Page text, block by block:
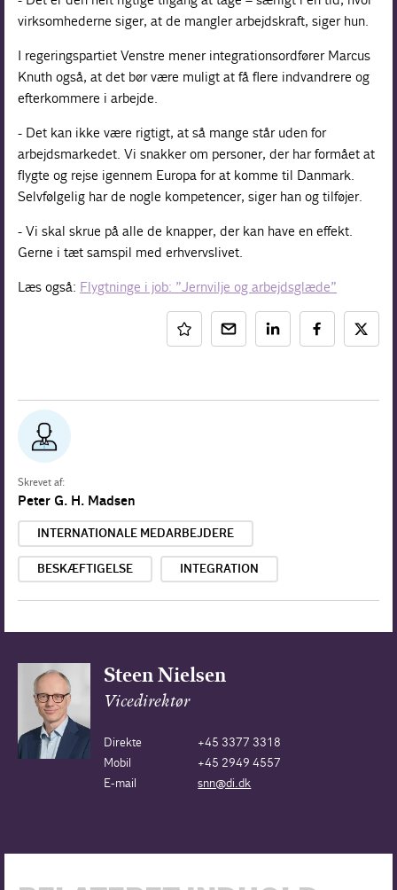
virksomhederne siger, at de mangler arbejdskraft, siger hun.
I regeringspartiet Venstre mener integrationsordfører Marcus
Knuth også, at det bør være muligt at få flere indvandrere og
efterkommere i arbejde.
- Det kan ikke være rigtigt, at så mange står uden for
arbejdsmarkedet. Vi snakker om personer, der har formået at
flygte og rejse igennem Europa for at komme til Danmark.
Selvfølgelig har de nogle kompetencer, siger han og tilføjer.
- Vi skal skrue på alle de knapper, der kan have en effekt.
Gerne i tæt samspil med erhvervslivet.
Læs også: Flygtninge i job: ”Jernvilje og arbejdsglæde”
Skrevet af:
Peter G. H. Madsen
INTERNATIONALE MEDARBEJDERE
BESKÆFTIGELSE INTEGRATION
Steen Nielsen
Vicedirektør
Direkte
+45 3377 3318
Mobil
+45 2949 4557
E-mail
snn@di.dk